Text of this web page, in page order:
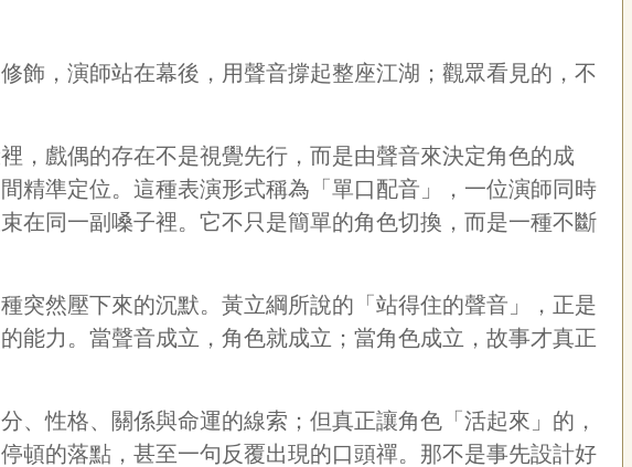
飾，演師站在幕後，用聲音撐起整座江湖；觀眾看見的，不
，戲偶的存在不是視覺先行，而是由聲音來決定角色的成
準定位。這種表演形式稱為「單口配音」，一位演師同時
在同一副嗓子裡。它不只是簡單的角色切換，而是一種不斷
突然壓下來的沉默。黃立綱所說的「站得住的聲音」，正是
能力。當聲音成立，角色就成立；當角色成立，故事才真正
性格、關係與命運的線索；但真正讓角色「活起來」的，
頓的落點，甚至一句反覆出現的口頭禪。那不是事先設計好